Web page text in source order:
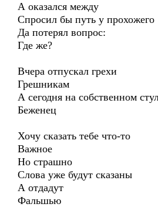
А оказался между
Спросил бы путь у прохожего
Да потерял вопрос:
Где же?
Вчера отпускал грехи
Грешникам
А сегодня на собственном
Беженец
Хочу сказать тебе что-то
Важное
Но страшно
Слова уже будут сказаны
А отдадут
Фальшью